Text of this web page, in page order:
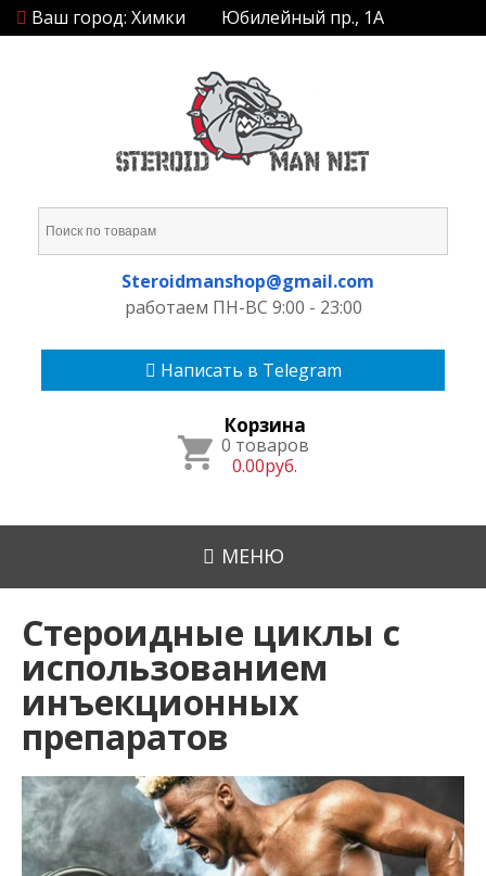
Ваш город: Химки Юбилейный пр., 1А
Steroidmanshop@gmail.com
работаем ПН-ВС 9:00 - 23:00
Написать в Telegram
Корзина
0 товаров
0.00руб.
МЕНЮ
Стероидные циклы с
использованием
инъекционных
препаратов